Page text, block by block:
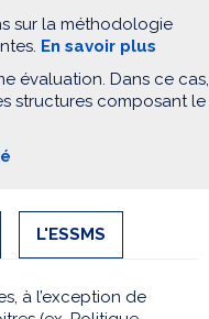
sur la méthodologie
En savoir plus
évaluation. Dans ce cas,
structures composant le
L'ESSMS
à l’exception de